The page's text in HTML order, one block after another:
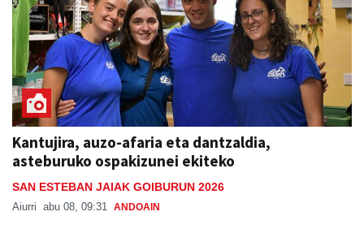
Kantujira, auzo-afaria eta dantzaldia,
asteburuko ospakizunei ekiteko
SAN ESTEBAN JAIAK GOIBURUN 2026
Aiurri abu 08, 09:31 ANDOAIN